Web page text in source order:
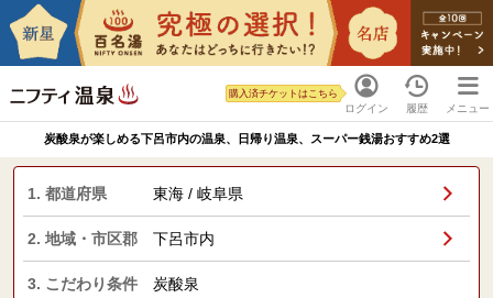
ログイン
購入済チケットはこちら
履歴 メニュー
炭酸泉が楽しめる下呂市内の温泉、日帰り温泉、スーパー銭湯おすすめ2選
1. 都道府県 東海 / 岐阜県
2. 地域・市区郡 下呂市内
3. こだわり条件 炭酸泉